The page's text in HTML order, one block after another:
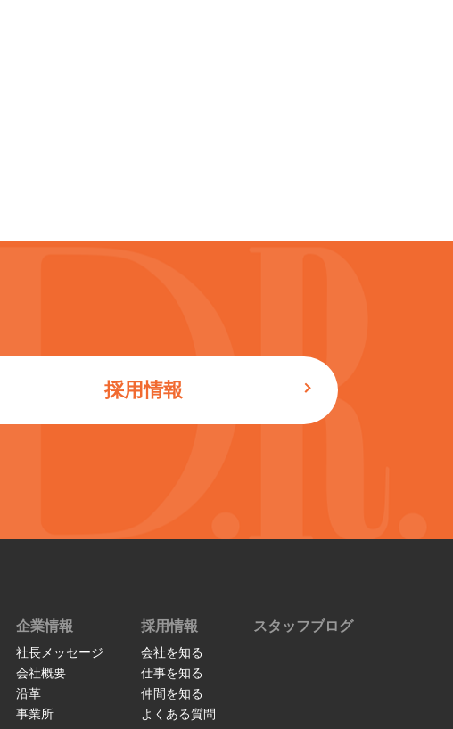
採用情報
企業情報
社長メッセージ
会社概要
沿革
事業所
採用情報
会社を知る
仕事を知る
仲間を知る
よくある質問
スタッフブログ